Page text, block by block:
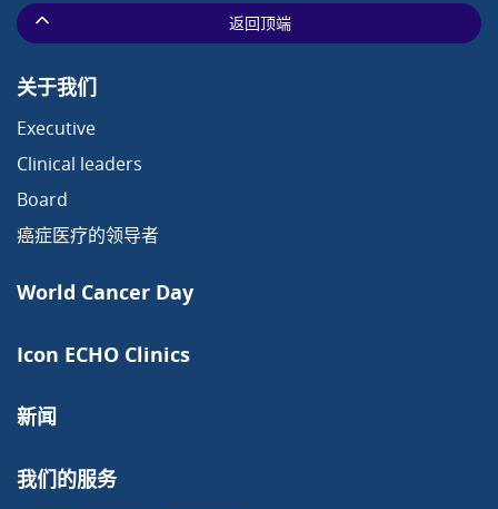
关于我们
Executive
Clinical leaders
Board
癌症医疗的领导者
World Cancer Day
Icon ECHO Clinics
新闻
我们的服务
返回顶端